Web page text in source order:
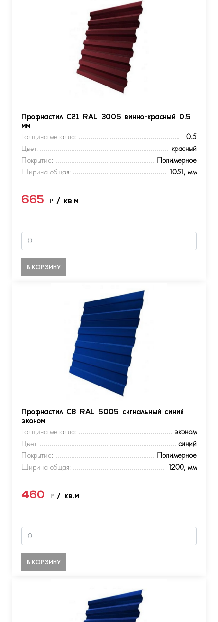
Профнастил С21 RAL 3005 винно-красный 0.5
мм
Толщина металла:
0.5
Цвет:
красный
Покрытие:
Полимерное
Ширина общая:
1051, мм
665 ₽ / кв.м
В КОРЗИНУ
Профнастил С8 RAL 5005 сигнальный синий
эконом
Толщина металла:
эконом
Цвет:
синий
Покрытие:
Полимерное
Ширина общая:
1200, мм
460 ₽ / кв.м
В КОРЗИНУ